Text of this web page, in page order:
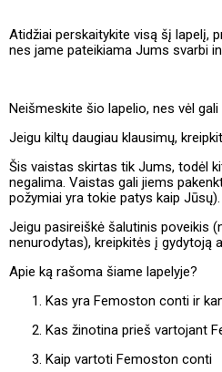
Atidžiai perskaitykite visą šį lapelį,
nes jame pateikiama Jums svarbi
Neišmeskite šio lapelio, nes vėl
Jeigu kiltų daugiau klausimų,
Šis vaistas skirtas tik Jums, todėl
negalima. Vaistas gali jiems
požymiai yra tokie patys kaip Jūsų).
Jeigu pasireiškė šalutinis poveikis
nenurodytas), kreipkitės į gydytoją
Apie ką rašoma šiame lapelyje?
Kas yra Femoston conti ir
Kas žinotina prieš vartojant
Kaip vartoti Femoston conti